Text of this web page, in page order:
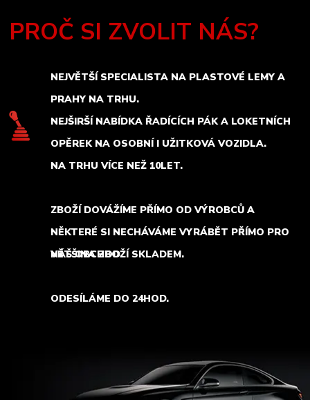
PROČ SI ZVOLIT NÁS?
NEJVĚTŠÍ SPECIALISTA NA PLASTOVÉ LEMY A
PRAHY NA TRHU.
NEJŠIRŠÍ NABÍDKA ŘADÍCÍCH PÁK A LOKETNÍCH
OPĚREK NA OSOBNÍ I UŽITKOVÁ VOZIDLA.
NA TRHU VÍCE NEŽ 10LET.
ZBOŽÍ DOVÁŽÍME PŘÍMO OD VÝROBCŮ A
NĚKTERÉ SI NECHÁVÁME VYRÁBĚT PŘÍMO PRO
NÁŠ OBCHOD.
VĚTŠINA ZBOŽÍ SKLADEM.
ODESÍLÁME DO 24HOD.